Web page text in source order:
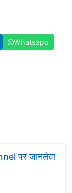
Whatsapp
पर जानलेवा